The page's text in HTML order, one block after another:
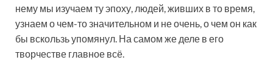
нему мы изучаем ту эпоху, людей, живших в то время,
узнаем о чем-то значительном и не очень, о чем он как
бы вскользь упомянул. На самом же деле в его
творчестве главное всё.